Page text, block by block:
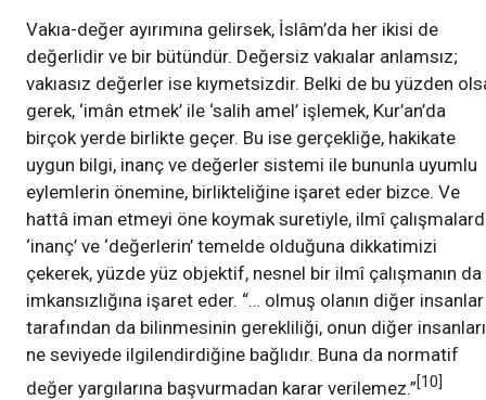
Vakıa-değer ayırımına gelirsek, İslâm’da her ikisi de
değerlidir ve bir bütündür. Değersiz vakıalar anlamsız;
vakıasız değerler ise kıymetsizdir. Belki de bu yüzden
gerek, ‘imân etmek’ ile ‘salih amel’ işlemek, Kur’an’da
birçok yerde birlikte geçer. Bu ise gerçekliğe, hakikate
uygun bilgi, inanç ve değerler sistemi ile bununla uyumlu
eylemlerin önemine, birlikteliğine işaret eder bizce. Ve
hattâ iman etmeyi öne koymak suretiyle, ilmî
‘inanç’ ve ‘değerlerin’ temelde olduğuna dikkatimizi
çekerek, yüzde yüz objektif, nesnel bir ilmî çalışmanın da
imkansızlığına işaret eder. “… olmuş olanın diğer insanlar
tarafından da bilinmesinin gerekliliği, onun diğer insanları
ne seviyede ilgilendirdiğine bağlıdır. Buna da normatif
değer yargılarına başvurmadan karar verilemez.”[10]